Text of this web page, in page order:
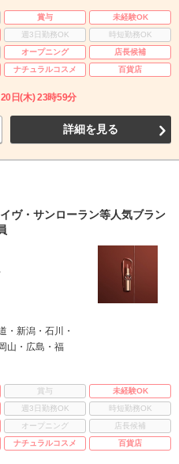
賞与
未経験OK
週3日勤務OK
時短勤務OK
オープニング
店長候補
ナチュラルコスメ 百貨店
日(木) 23時59分
詳細を見る
ヴ・サンローラン等人気ブラン
・新潟・石川・
山・広島・福
賞与
未経験OK
週3日勤務OK
時短勤務OK
オープニング
店長候補
ナチュラルコスメ 百貨店